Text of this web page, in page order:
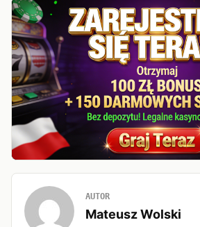
AUTOR
Mateusz Wolski